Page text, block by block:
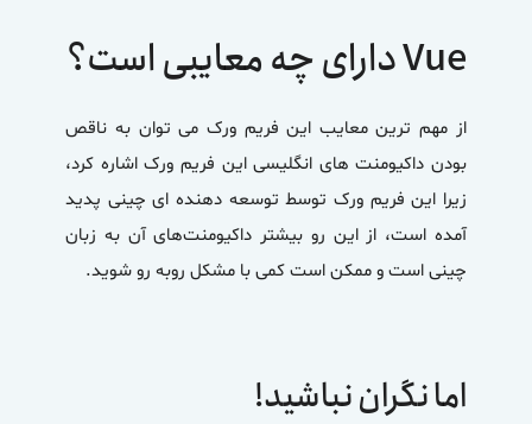
Vue دارای چه معایبی است؟
از مهم ترین معایب این فریم ورک می توان به ناقص
بودن داکیومنت های انگلیسی این فریم ورک اشاره کرد،
زیرا این فریم ورک توسط توسعه دهنده ای چینی پدید
آمده است، از این رو بیشتر داکیومنت‌های آن به زبان
چینی است و ممکن است کمی با مشکل روبه رو شوید.
اما نگران نباشید!